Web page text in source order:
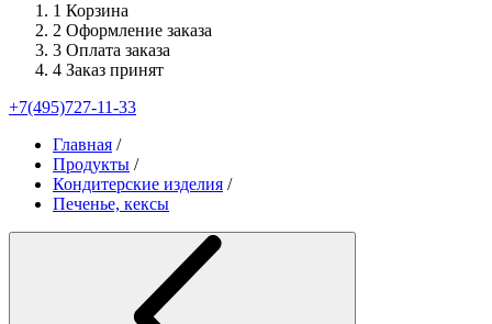
1 Корзина
2 Оформление заказа
3 Оплата заказа
4 Заказ принят
+7(495)727-11-33
Главная /
Продукты /
Кондитерские изделия /
Печенье, кексы